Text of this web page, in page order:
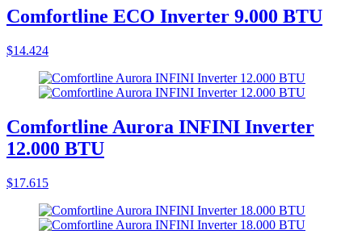
Comfortline ECO Inverter 9.000 BTU
$14.424
Comfortline Aurora INFINI Inverter
12.000 BTU
$17.615